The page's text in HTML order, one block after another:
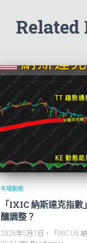
Related
市場動態
「IXIC 納斯達克指
釀調整？
2026年5月1日，「IXIC.US